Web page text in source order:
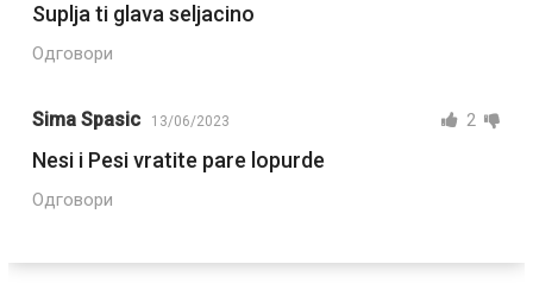
Suplja ti glava seljacino
Одговори
Sima Spasic 13/06/2023 2
Nesi i Pesi vratite pare lopurde
Одговори